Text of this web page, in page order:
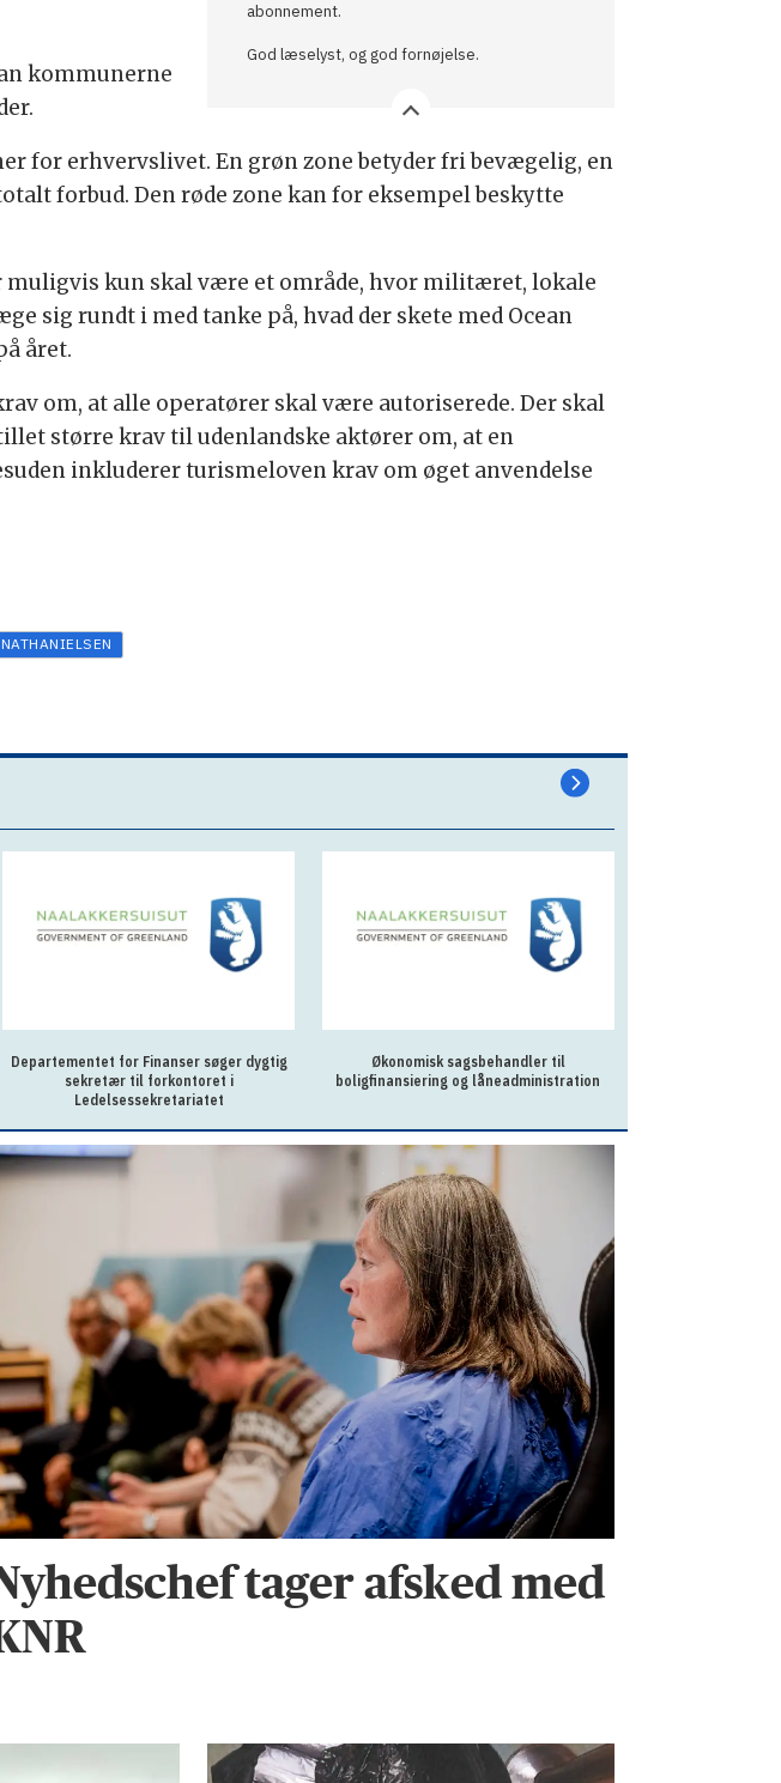
abonnement.
God læselyst, og god fornøjelse.
kommunerne
for erhvervslivet. En grøn zone betyder fri bevægelig, en
forbud. Den røde zone kan for eksempel beskytte
kun skal være et område, hvor militæret, lokale
sig rundt i med tanke på, hvad der skete med Ocean
året.
om, at alle operatører skal være autoriserede. Der skal
større krav til udenlandske aktører om, at en
inkluderer turismeloven krav om øget anvendelse
Departementet for Finanser søger dygtig
sekretær til forkontoret i
Ledelsessekretariatet
Økonomisk sagsbehandler til
boligfinansiering og låneadministration
tager afsked med